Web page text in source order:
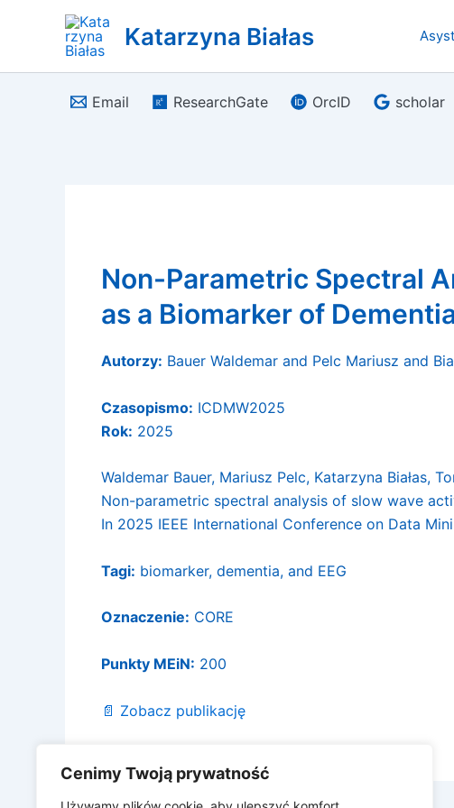
Cenimy Twoją prywatność
Katarzyna Białas
Email ResearchGate OrcID scholar
Non-Parametric Spectral
as a Biomarker of
Autorzy: Bauer Waldemar and Pelc Mariusz and
Czasopismo: ICDMW2025
Rok: 2025
Waldemar Bauer, Mariusz Pelc, Katarzyna Białas,
Non-parametric spectral analysis of slow wave
In 2025 IEEE International Conference on Data
Tagi: biomarker, dementia, and EEG
Oznaczenie: CORE
Punkty MEiN: 200
📄 Zobacz publikację